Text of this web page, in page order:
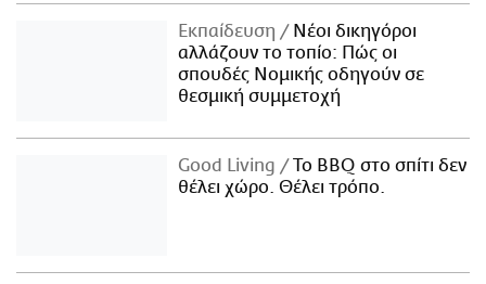
Εκπαίδευση
Νέοι δικηγόροι
αλλάζουν το τοπίο: Πώς οι
σπουδές Νομικής οδηγούν σε
θεσμική συμμετοχή
Good Living
Το BBQ στο σπίτι δεν
θέλει χώρο. Θέλει τρόπο.